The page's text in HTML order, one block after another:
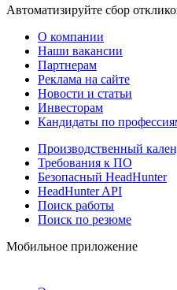
Автоматизируйте сбор
О компании
Наши вакансии
Партнерам
Реклама на сайте
Новости и статьи
Инвесторам
Кандидаты по
Производственный
Требования к ПО
Безопасный HeadHunter
HeadHunter API
Поиск работы
Поиск по резюме
Мобильное приложение